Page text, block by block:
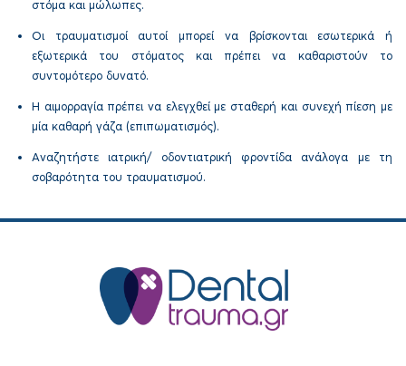
στόμα και μώλωπες.
Οι τραυματισμοί αυτοί μπορεί να βρίσκονται εσωτερικά ή
εξωτερικά του στόματος και πρέπει να καθαριστούν το
συντομότερο δυνατό.
Η αιμορραγία πρέπει να ελεγχθεί με σταθερή και συνεχή πίεση με
μία καθαρή γάζα (επιπωματισμός).
Αναζητήστε ιατρική/ οδοντιατρική φροντίδα ανάλογα με τη
σοβαρότητα του τραυματισμού.